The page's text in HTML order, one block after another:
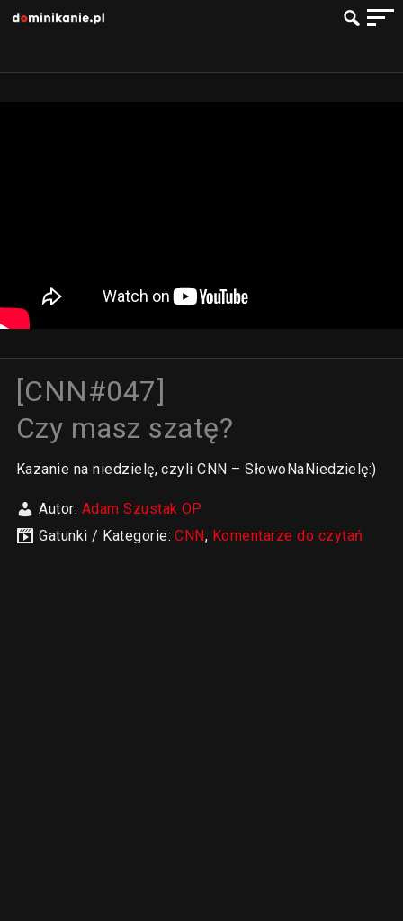
[CNN#047]
Czy masz szatę?
Kazanie na niedzielę, czyli CNN – SłowoNaNiedzielę:)
Autor: Adam Szustak OP
Gatunki / Kategorie:CNN, Komentarze do czytań